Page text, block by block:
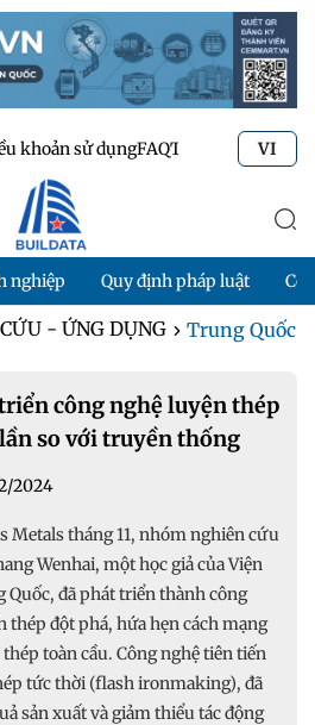
khoản sử dụngFAQTư vấn kỹ thuật
VI
nghiệp Quy định pháp luật
- ỨNG DỤNG Trung Quốc
công nghệ luyện thép
so với truyền thống
2024
Metals tháng 11, nhóm nghiên cứu
Wenhai, một học giả của Viện
đã phát triển thành công
đột phá, hứa hẹn cách mạng
toàn cầu. Công nghệ tiên tiến
tức thời (flash ironmaking), đã
sản xuất và giảm thiểu tác động